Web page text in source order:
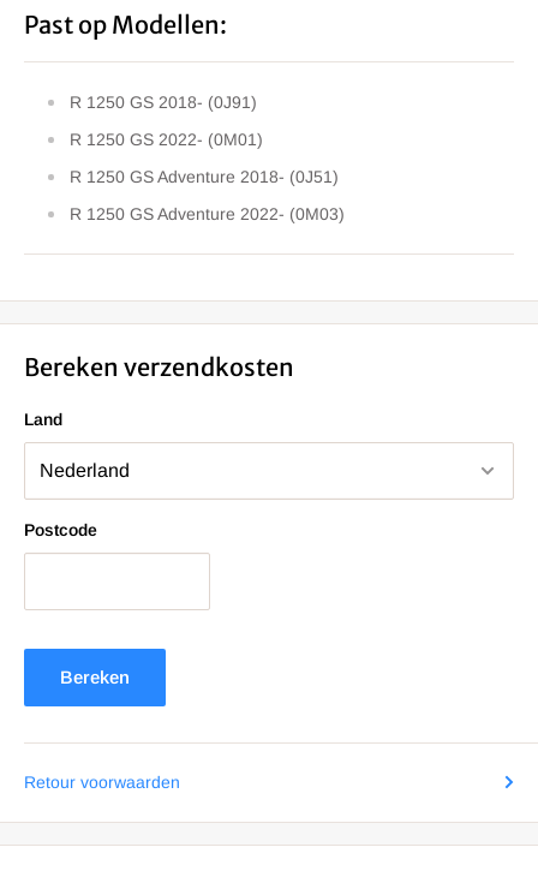
Past op Modellen:
R 1250 GS 2018- (0J91)
R 1250 GS 2022- (0M01)
R 1250 GS Adventure 2018- (0J51)
R 1250 GS Adventure 2022- (0M03)
Bereken verzendkosten
Land
Postcode
Bereken
Retour voorwaarden